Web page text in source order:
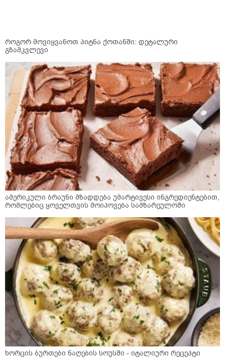
როგორ მოვიყვანოთ პიტნა ქოთანში: დეტალური
გზამკვლევი
ამერიკული ბრაუნი მზადდება უმარტივესი ინგრედიენტებით,
რომლებიც ყოველთვის მოიპოვება სამზარეულოში
ხორცის ბურთები ნაღების სოუსში - იტალიური რეცეპტი